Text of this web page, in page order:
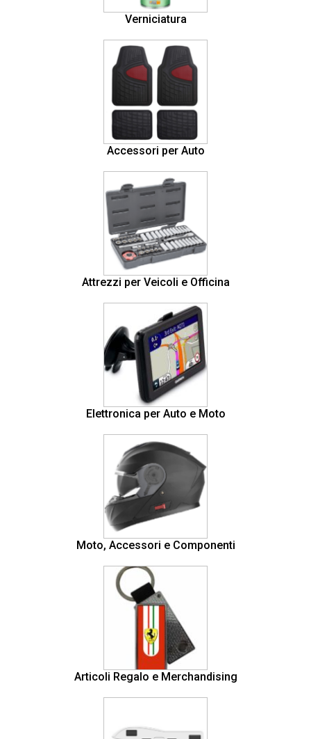
Verniciatura
Accessori per Auto
Attrezzi per Veicoli e Officina
Elettronica per Auto e Moto
Moto, Accessori e Componenti
Articoli Regalo e Merchandising